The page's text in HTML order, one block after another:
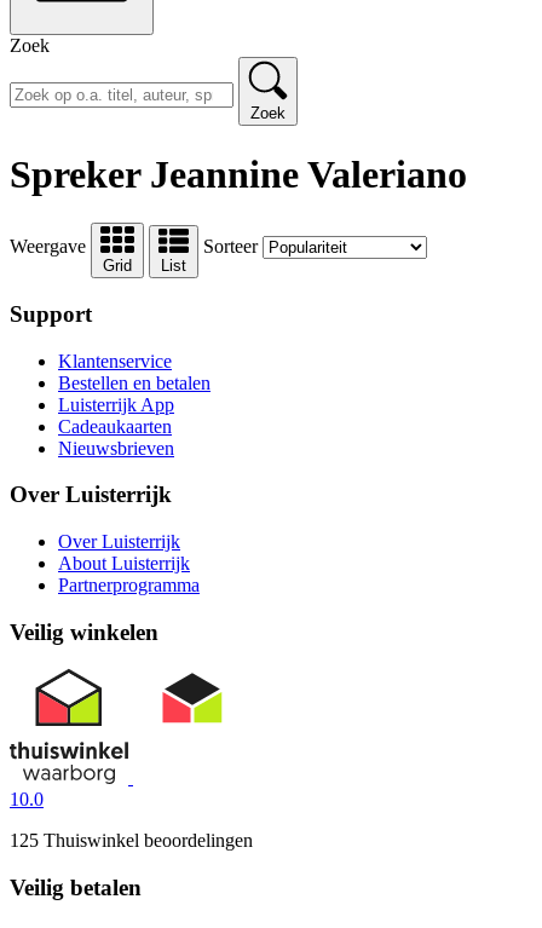
Zoek
Zoek
Spreker Jeannine Valeriano
Weergave
Grid List
Sorteer
Support
Klantenservice
Bestellen en betalen
Luisterrijk App
Cadeaukaarten
Nieuwsbrieven
Over Luisterrijk
Over Luisterrijk
About Luisterrijk
Partnerprogramma
Veilig winkelen
10.0
125 Thuiswinkel beoordelingen
Veilig betalen